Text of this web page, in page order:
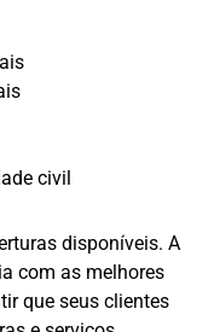
civil
disponíveis. A
com as melhores
que seus clientes